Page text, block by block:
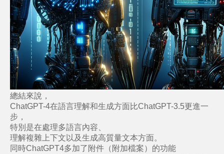
總結來說，
ChatGPT-4在語言理解和生成方面比ChatGPT-3.5更進一
步，
特別是在處理多語言內容、
理解複雜上下文以及生成高質量文本方面。
同時ChatGPT4多加了附件（附加檔案）的功能